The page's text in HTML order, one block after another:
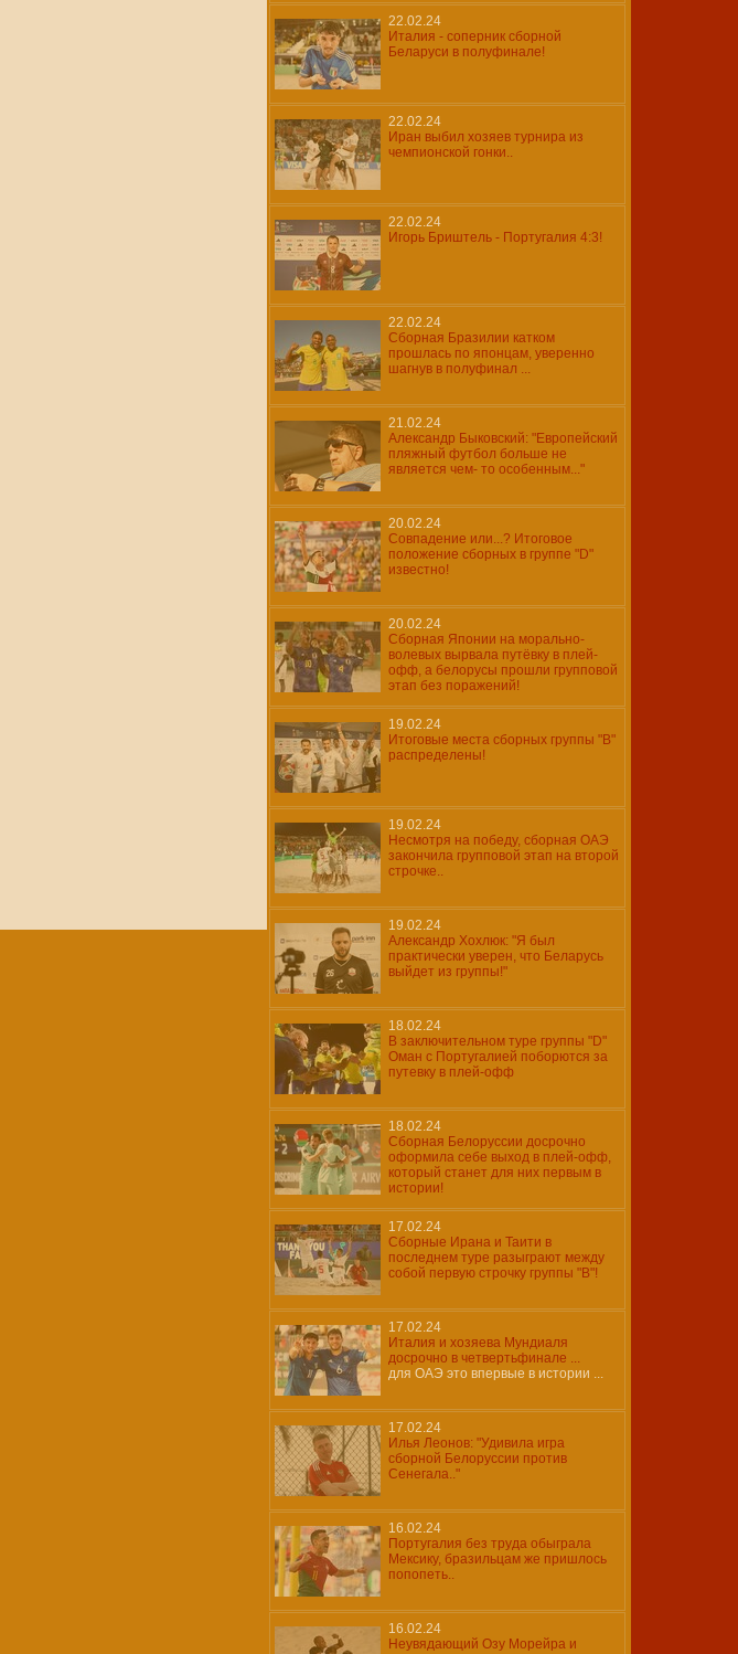
22.02.24
Италия - соперник сборной
Беларуси в полуфинале!
22.02.24
Иран выбил хозяев турнира из
чемпионской гонки..
22.02.24
Игорь Бриштель - Португалия 4:3!
22.02.24
Сборная Бразилии катком
прошлась по японцам, уверенно
шагнув в полуфинал ...
21.02.24
Александр Быковский: "Европейский
пляжный футбол больше не
является чем- то особенным..."
20.02.24
Совпадение или...? Итоговое
положение сборных в группе "D"
известно!
20.02.24
Сборная Японии на морально-
волевых вырвала путёвку в плей-
офф, а белорусы прошли групповой
этап без поражений!
19.02.24
Итоговые места сборных группы "B"
распределены!
19.02.24
Несмотря на победу, сборная ОАЭ
закончила групповой этап на второй
строчке..
19.02.24
Александр Хохлюк: "Я был
практически уверен, что Беларусь
выйдет из группы!"
18.02.24
В заключительном туре группы "D"
Оман с Португалией поборются за
путевку в плей-офф
18.02.24
Сборная Белоруссии досрочно
оформила себе выход в плей-офф,
который станет для них первым в
истории!
17.02.24
Сборные Ирана и Таити в
последнем туре разыграют между
собой первую строчку группы "B"!
17.02.24
Италия и хозяева Мундиаля
досрочно в четвертьфинале ...
для ОАЭ это впервые в истории ...
17.02.24
Илья Леонов: "Удивила игра
сборной Белоруссии против
Сенегала.."
16.02.24
Португалия без труда обыграла
Мексику, бразильцам же пришлось
попопеть..
16.02.24
Неувядающий Озу Морейра и